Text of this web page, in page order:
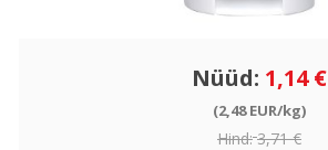
Nüüd: 1,14 €
(2,48 EUR/kg)
Hind: 3,71 €